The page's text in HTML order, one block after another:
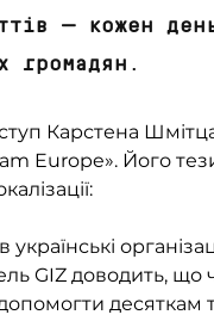
— кожен
громадян.
Карстена
Europe». Його
українські
GIZ доводить, що
десяткам